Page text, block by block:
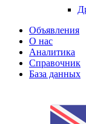
Объявления
О нас
Аналитика
Справочник
База данных